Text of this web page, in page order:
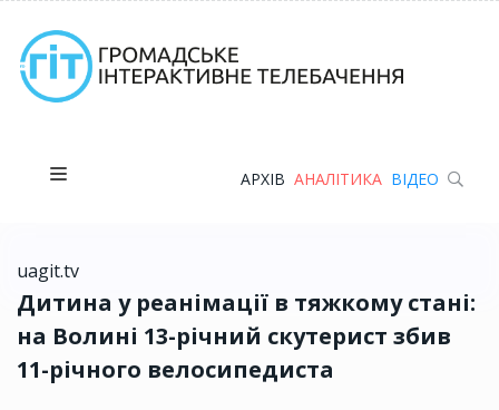
АРХІВ АНАЛІТИКА ВІДЕО
uagit.tv
Дитина у реанімації в тяжкому стані:
на Волині 13-річний скутерист збив
11-річного велосипедиста